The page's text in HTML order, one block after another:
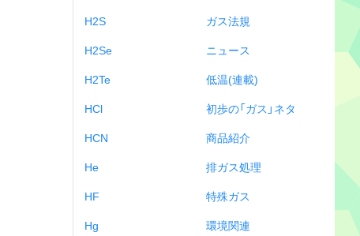
H2S
H2Se
H2Te
HCl
HCN
He
HF
Hg
ガス法規
ニュース
低温(連載)
初歩の「ガス」ネタ
商品紹介
排ガス処理
特殊ガス
環境関連